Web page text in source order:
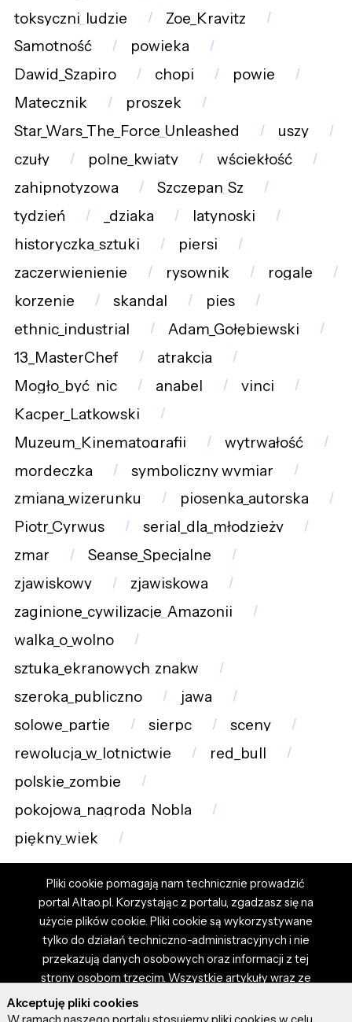
toksyczni_ludzie
Zoe_Kravitz
Samotność
powieka
Dawid_Szapiro
chopi
powie
Matecznik
proszek
Star_Wars_The_Force_Unleashed
uszy
czuły
polne_kwiaty
wściekłość
zahipnotyzowa
Szczepan_Sz
tydzień
_dziaka
latynoski
historyczka_sztuki
piersi
zaczerwienienie
rysownik
rogale
korzenie
skandal
pies
ethnic_industrial
Adam_Gołębiewski
13_MasterChef
atrakcja
Mogło_być_nic
anabel
vinci
Kacper_Latkowski
Muzeum_Kinematografii
wytrwałość
mordeczka
symboliczny_wymiar
zmiana_wizerunku
piosenka_autorska
Piotr_Cyrwus
serial_dla_młodzieży
zmar
Seanse_Specjalne
zjawiskowy
zjawiskowa
zaginione_cywilizacje_Amazonii
walka_o_wolno
sztuka_ekranowych_znakw
szeroka_publiczno
jawa
solowe_partie
sierpc
sceny
rewolucja_w_lotnictwie
red_bull
polskie_zombie
pokojowa_nagroda_Nobla
piękny_wiek
Pliki cookie pomagają nam technicznie prowadzić
portal Altao.pl. Korzystając z portalu, zgadzasz się na
użycie plików cookie. Pliki cookie są wykorzystywane
tylko do działań techniczno-administracyjnych i nie
przekazują danych osobowych oraz informacji z tej
strony osobom trzecim. Wszystkie artykuły wraz ze
zdjęciami i materiałami dostępnymi na portalu są
własnością użytkowników. Administrator i właściciel
Akceptuję pliki cookies